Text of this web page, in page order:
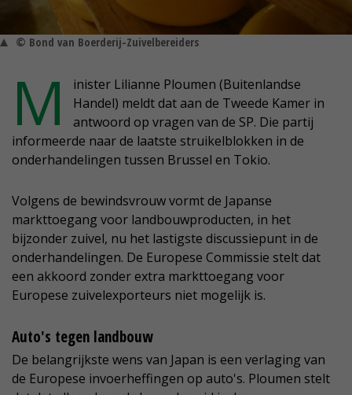
© Bond van Boerderij-Zuivelbereiders
M
inister Lilianne Ploumen (Buitenlandse
Handel) meldt dat aan de Tweede Kamer in
antwoord op vragen van de SP. Die partij
informeerde naar de laatste struikelblokken in de
onderhandelingen tussen Brussel en Tokio.
Volgens de bewindsvrouw vormt de Japanse
markttoegang voor landbouwproducten, in het
bijzonder zuivel, nu het lastigste discussiepunt in de
onderhandelingen. De Europese Commissie stelt dat
een akkoord zonder extra markttoegang voor
Europese zuivelexporteurs niet mogelijk is.
Auto's tegen landbouw
De belangrijkste wens van Japan is een verlaging van
de Europese invoerheffingen op auto's. Ploumen stelt